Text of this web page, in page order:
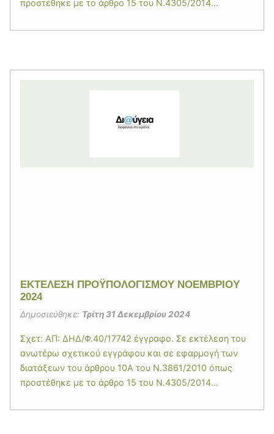
προστέθηκε με το άρθρο 15 του Ν.4305/2014...
ΕΚΤΕΛΕΣΗ ΠΡΟΫΠΟΛΟΓΙΣΜΟΥ ΝΟΕΜΒΡΙΟΥ
2024
Δημοσιεύθηκε: Τρίτη 31 Δεκεμβρίου 2024
Σχετ: ΑΠ: ΔΗΔ/Φ.40/17742 έγγραφο. Σε εκτέλεση του
ανωτέρω σχετικού εγγράφου και σε εφαρμογή των
διατάξεων του άρθρου 10Α του Ν.3861/2010 όπως
προστέθηκε με το άρθρο 15 του Ν.4305/2014...